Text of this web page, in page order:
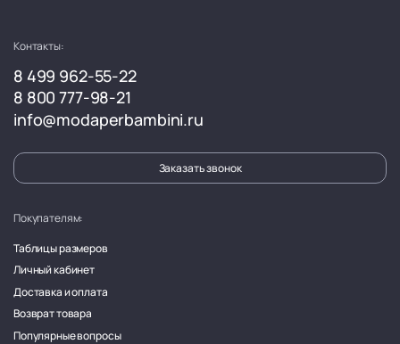
Контакты:
8 499 962-55-22
8 800 777-98-21
info@modaperbambini.ru
Заказать звонок
Покупателям:
Таблицы размеров
Личный кабинет
Доставка и оплата
Возврат товара
Популярные вопросы